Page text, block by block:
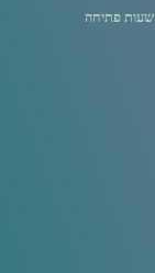
שעות פתיחה